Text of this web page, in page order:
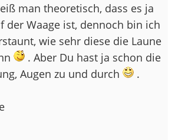
man theoretisch, dass es ja
der Waage ist, dennoch bin ich
wie sehr diese die Laune
. Aber Du hast ja schon die
Augen zu und durch
.